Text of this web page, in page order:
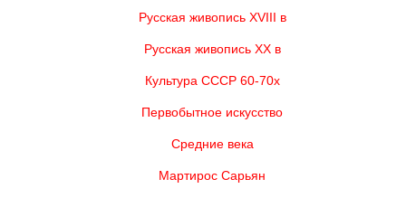
Русская живопись XVIII в
Русская живопись XX в
Культура СССР 60-70х
Первобытное искусство
Средние века
Мартирос Сарьян